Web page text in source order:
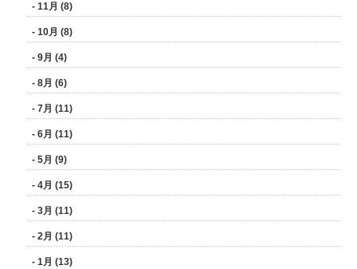
- 11月 (8)
- 10月 (8)
- 9月 (4)
- 8月 (6)
- 7月 (11)
- 6月 (11)
- 5月 (9)
- 4月 (15)
- 3月 (11)
- 2月 (11)
- 1月 (13)